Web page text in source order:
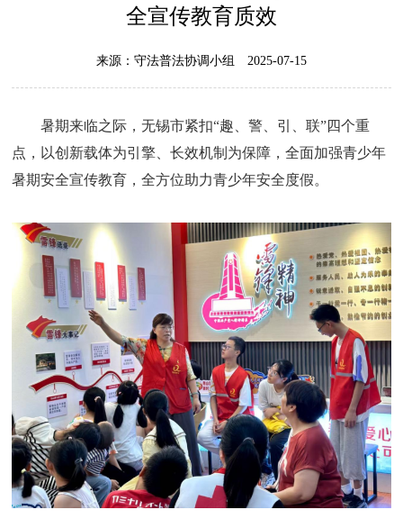
全宣传教育质效
来源：守法普法协调小组 2025-07-15
暑期来临之际，无锡市紧扣“趣、警、引、联”四个重
点，以创新载体为引擎、长效机制为保障，全面加强青少年
暑期安全宣传教育，全方位助力青少年安全度假。